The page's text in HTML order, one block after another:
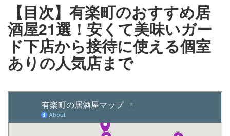
【目次】有楽町のおすすめ居
酒屋21選！安くて美味いガー
ド下店から接待に使える個室
ありの人気店まで